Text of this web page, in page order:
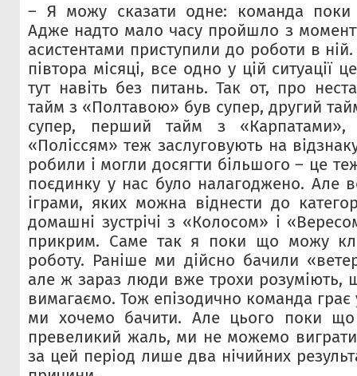
– Я можу сказати одне: команда поки
Адже надто мало часу пройшло з
асистентами приступили до роботи в
півтора місяці, все одно у цій ситуації
тут навіть без питань. Так от, про
тайм з «Полтавою» був супер, другий
супер, перший тайм з
«Поліссям» теж заслуговують на
робили і могли досягти більшого – це
поєдинку у нас було налагоджено. Але
іграми, яких можна віднести до
домашні зустрічі з «Колосом» і
прикрим. Саме так я поки що можу
роботу. Раніше ми дійсно бачили
але ж зараз люди вже трохи розуміють,
вимагаємо. Тож епізодично команда
ми хочемо бачити. Але цього поки
превеликий жаль, ми не можемо
за цей період лише два нічийних